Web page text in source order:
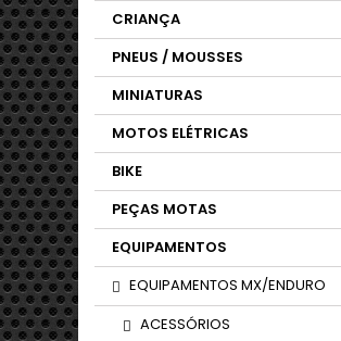
CRIANÇA
PNEUS / MOUSSES
MINIATURAS
MOTOS ELÉTRICAS
BIKE
PEÇAS MOTAS
EQUIPAMENTOS
EQUIPAMENTOS MX/ENDURO
ACESSÓRIOS